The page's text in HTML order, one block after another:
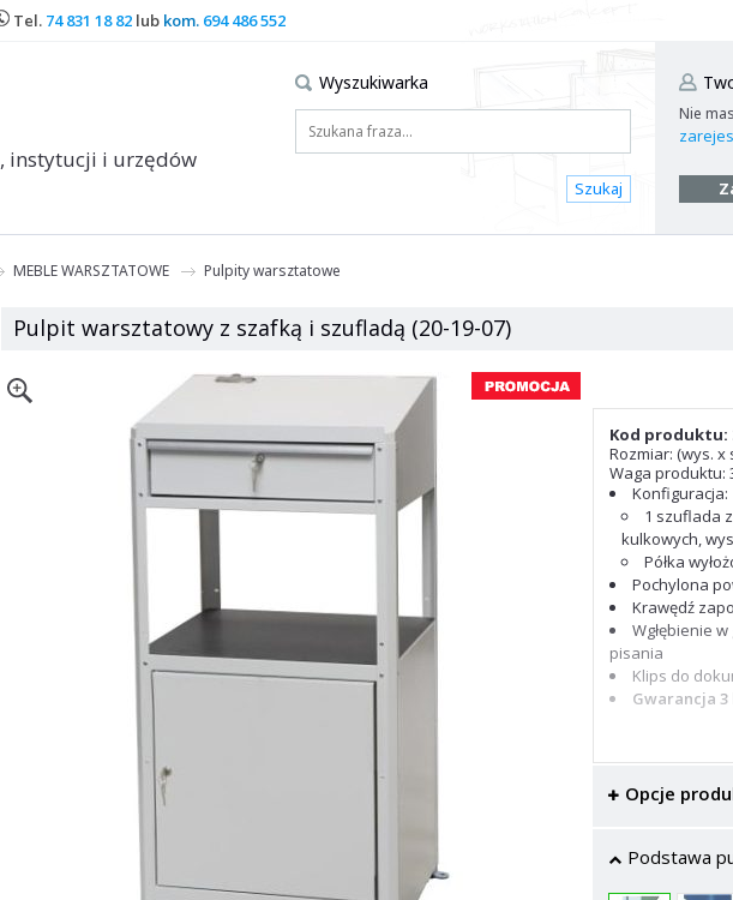
Tel. 74 831 18 82 lub kom. 694 486 552
, instytucji i urzędów
Wyszukiwarka
Szukaj
Nie
MEBLE WARSZTATOWE Pulpity warsztatowe
Pulpit warsztatowy z szafką i szufladą (20-19-07)
Kod produktu:
Rozmiar: (wys. x
Waga produktu:
Konfiguracja:
1 szuflada
kulkowych,
Półka
Pochylona
Krawędź
Wgłębienie
pisania
Klips do
Gwarancja 3
Opcje
Podstawa